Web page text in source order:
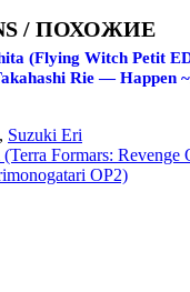
/ ПОХОЖИЕ
(Flying Witch Petit
Rie — Happen
, Suzuki Eri
Formars: Revenge
OP2)